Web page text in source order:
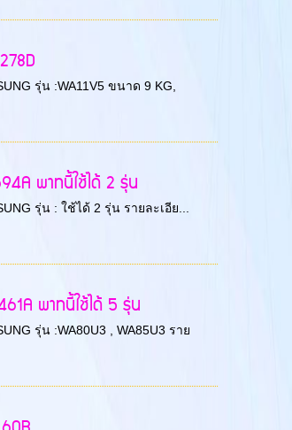
รุ่น :WA11V5 ขนาด 9 KG,
พาทนี้ใช้ได้ 2 รุ่น
รุ่น : ใช้ได้ 2 รุ่น รายละเอีย...
พาทนี้ใช้ได้ 5 รุ่น
รุ่น :WA80U3 , WA85U3 ราย